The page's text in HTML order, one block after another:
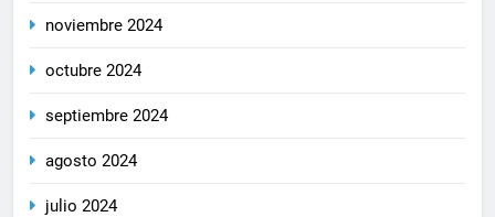
noviembre 2024
octubre 2024
septiembre 2024
agosto 2024
julio 2024